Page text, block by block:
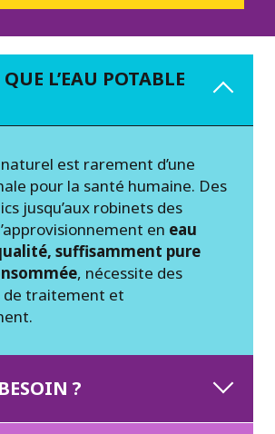
QUE L’EAU POTABLE
naturel est rarement d’une
pour la santé humaine. Des
jusqu’aux robinets des
en eau
suffisamment pure
, nécessite des
de traitement et
?